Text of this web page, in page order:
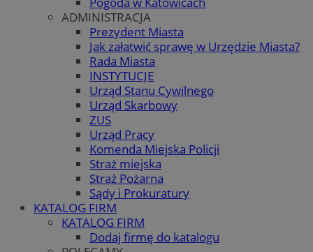
ADMINISTRACJA
Prezydent Miasta
Jak załatwić sprawę w Urzędzie Miasta?
Rada Miasta
INSTYTUCJE
Urząd Stanu Cywilnego
Urząd Skarbowy
ZUS
Urząd Pracy
Komenda Miejska Policji
Straż miejska
Straż Pożarna
Sądy i Prokuratury
KATALOG FIRM
KATALOG FIRM
Dodaj firmę do katalogu